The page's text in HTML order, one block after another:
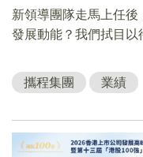
新領導團隊走馬上任
發展動能？我們拭目以
攜程集團 業績